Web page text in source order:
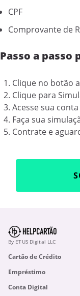
CPF
Comprovante de
Passo a passo
Clique no botão
Clique para
Acesse sua
Faça sua
Contrate e
By ETUS Digital LLC
Cartão de Crédito
Empréstimo
Conta Digital